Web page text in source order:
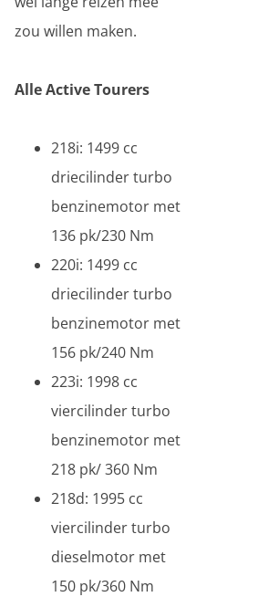
zou willen maken.
Alle Active Tourers
218i: 1499 cc
driecilinder turbo
benzinemotor met
136 pk/230 Nm
220i: 1499 cc
driecilinder turbo
benzinemotor met
156 pk/240 Nm
223i: 1998 cc
viercilinder turbo
benzinemotor met
218 pk/ 360 Nm
218d: 1995 cc
viercilinder turbo
dieselmotor met
150 pk/360 Nm